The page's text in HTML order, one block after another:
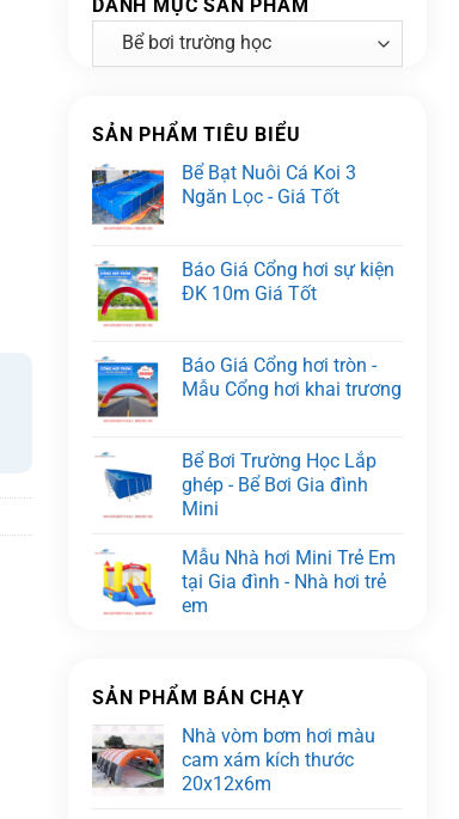
DANH MỤC SẢN PHẨM
SẢN PHẨM TIÊU BIỂU
Bể Bạt Nuôi Cá Koi 3
Ngăn Lọc - Giá Tốt
Báo Giá Cổng hơi sự kiện
ĐK 10m Giá Tốt
Báo Giá Cổng hơi tròn -
Mẫu Cổng hơi khai trương
Bể Bơi Trường Học Lắp
ghép - Bể Bơi Gia đình
Mini
Mẫu Nhà hơi Mini Trẻ Em
tại Gia đình - Nhà hơi trẻ
em
SẢN PHẨM BÁN CHẠY
Nhà vòm bơm hơi màu
cam xám kích thước
20x12x6m